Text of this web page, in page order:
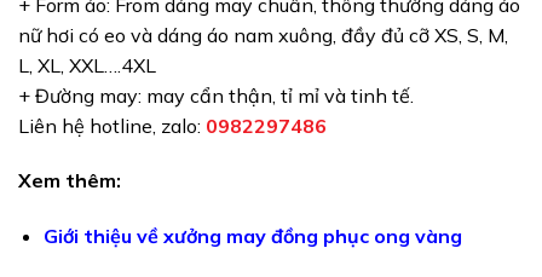
nữ hơi có eo và dáng áo nam xuông, đầy đủ cỡ XS, S, M,
L, XL, XXL….4XL
+ Đường may: may cẩn thận, tỉ mỉ và tinh tế.
Liên hệ hotline, zalo: 0982297486
Xem thêm:
Giới thiệu về xưởng may đồng phục ong vàng